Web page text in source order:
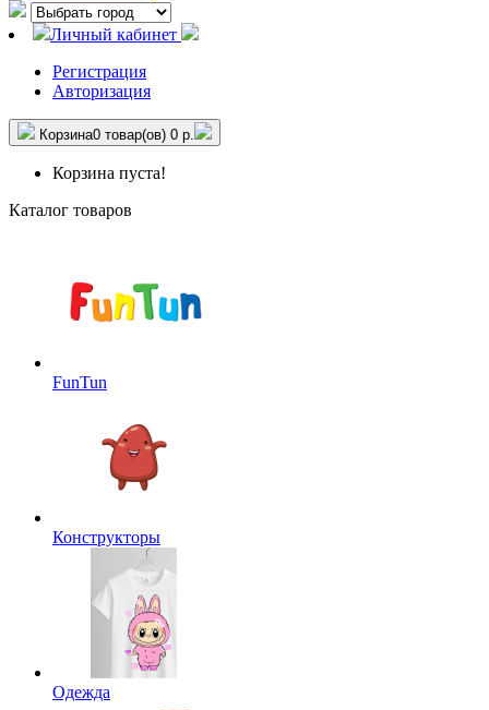
Личный кабинет
Регистрация
Авторизация
Корзина0 товар(ов) 0 р.
Корзина пуста!
Каталог товаров
FunTun
Конструкторы
Одежда